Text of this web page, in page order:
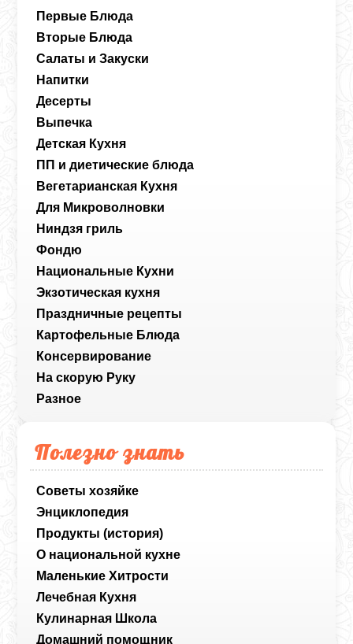
Первые Блюда
Вторые Блюда
Салаты и Закуски
Напитки
Десерты
Выпечка
Детская Кухня
ПП и диетические блюда
Вегетарианская Кухня
Для Микроволновки
Ниндзя гриль
Фондю
Национальные Кухни
Экзотическая кухня
Праздничные рецепты
Картофельные Блюда
Консервирование
На скорую Руку
Разное
Полезно знать
Советы хозяйке
Энциклопедия
Продукты (история)
О национальной кухне
Маленькие Хитрости
Лечебная Кухня
Кулинарная Школа
Домашний помощник